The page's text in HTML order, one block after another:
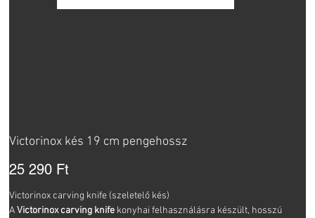
Victorinox kés 19 cm pengehossz
Ár
25 290 Ft
Victorinox carving knife (szeletelő kés)
AVictorinox carving knife konyhai felhasználásra készült, hosszú